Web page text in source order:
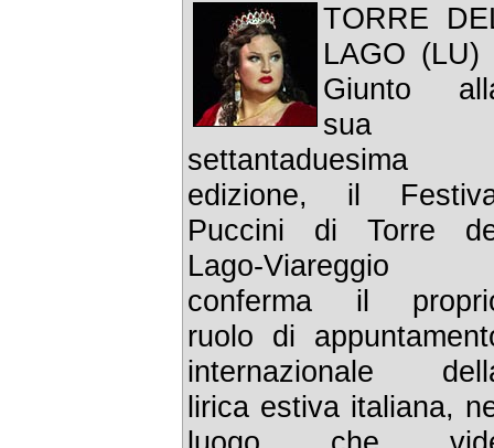
TORRE
LAGO (LU)
Giunto
sua
settantaduesima
edizione, il
Puccini di Torre
Lago-Viareggio
conferma il
ruolo di
internazionale
lirica estiva italiana,